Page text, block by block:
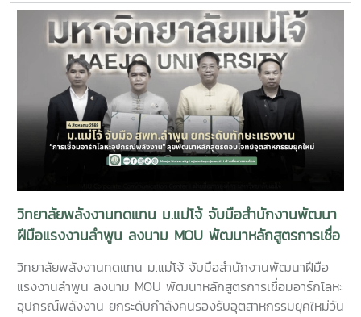
เป็นกันเอง นักเรียนให้ความสนใจรับฟังข้อมูล ซักถาม แลก
เปลี่ยนความคิดเห็นกับคณาจารย์ และเยี่ยมชมเครื่องมือด้าน
พลังงานอย่างใกล้ชิด ซึ่งช่วยสร้างแรงบันดาลใจและเปิดมุมมอง
ใหม่ในการเลือกเส้นทางการศึกษาต่อ วิทยาลัยพลังงาน
ทดแทน มหาวิทยาลัยแม่โจ้ มุ่งมั่นเป็นแหล่งเรียนรู้ด้านพลังงาน
สะอาดและนวัตกรรม พร้อมพัฒนากำลังคนที่มีคุณภาพ เพื่อร่วม
ขับเคลื่อนการพัฒนาพลังงานของประเทศและสร้างสังคมที่ยั่งยืน
ในอนาคต
APPTech EXPO 2026 : พลังเทคโนโลยีที่เหมาะสม เพื่อการ
พัฒนาชุมชนพื้นที่ “สร้างนวัตกรชุมชน ขับเคลื่อนเศรษฐกิจ
ฐานรากอย่างยั่งยืน” ณ โรงแรมเซ็นทารา แกรนด์ แอท เซ็นทรัล
พลาซา ลาดพร้าว กรุงเทพมหานครภายในงานมีการนำเสนอ
แนวคิดและแนวทางการขับเคลื่อน Appropriate Technology
(AppTech) เพื่อยกระดับเศรษฐกิจฐานราก โดยมุ่งเชื่อมโยงองค์
ความรู้จากสถาบันการศึกษาสู่การใช้ประโยชน์ในชุมชน ผ่านการ
พัฒนาเทคโนโลยีที่เหมาะสม การสร้างนวัตกรชุมชน และการ
พัฒนา แพลตฟอร์ม AppTech ซึ่งเป็นระบบสนับสนุนการ
ถ่ายทอดเทคโนโลยี การเชื่อมโยงเครือข่ายความร่วมมือ และการ
สร้างโอกาสในการเพิ่มรายได้ให้แก่ประชาชนอย่างยั่งยืนประเด็น
สำคัญภายในงาน ประกอบด้วย - การพัฒนาเทคโนโลยีที่เหมาะ
สม (Appropriate Technology) เพื่อการพัฒนาชุมชน- การ
สร้างและพัฒนานวัตกรชุมชนเพื่อขับเคลื่อนเศรษฐกิจฐานราก -
การประยุกต์ใช้แพลตฟอร์ม AppTech เพื่อถ่ายทอดองค์ความรู้
และเชื่อมโยงเครือข่าย - การแลกเปลี่ยนประสบการณ์ระหว่าง
วิทยาลัยพลังงานทดแทน ม.แม่โจ้ จับมือสำนักงานพัฒนา
ฝีมือแรงงานลำพูน ลงนาม MOU พัฒนาหลักสูตรการเชื่อ
มอาร์กโลหะอุปกรณ์พลังงาน ยกระดับกำลังคนรองรับ
อุตสาหกรรมยุคใหม่
วิทยาลัยพลังงานทดแทน ม.แม่โจ้ จับมือสำนักงานพัฒนาฝีมือ
แรงงานลำพูน ลงนาม MOU พัฒนาหลักสูตรการเชื่อมอาร์กโลหะ
อุปกรณ์พลังงาน ยกระดับกำลังคนรองรับอุตสาหกรรมยุคใหม่วัน